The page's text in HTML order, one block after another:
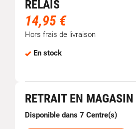
RELAIS
14,95 €
Hors frais de livraison
En stock
RETRAIT EN MAGASIN
Disponible dans 7 Centre(s)